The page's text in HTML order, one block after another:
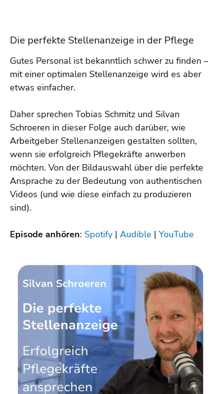
Die perfekte Stellenanzeige in der Pflege
Gutes Personal ist bekanntlich schwer zu finden –
mit einer optimalen Stellenanzeige wird es aber
etwas einfacher.
Daher sprechen Tobias Schmitz und Silvan
Schroeren in dieser Folge auch darüber, wie
Arbeitgeber Stellenanzeigen gestalten sollten,
wenn sie erfolgreich Pflegekräfte anwerben
möchten. Von der Bildauswahl über die perfekte
Ansprache zu der Bedeutung von authentischen
Videos (und wie diese einfach zu produzieren
sind).
Episode anhören: Spotify | Audible | YouTube